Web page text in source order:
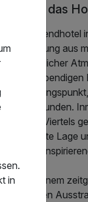
Über das
Das Lendhotel
Mischung aus
gemütlicher
und
zu erkunden.
Lend-Viertels
perfekte Lage
einen
Mit seinem
warmen
in